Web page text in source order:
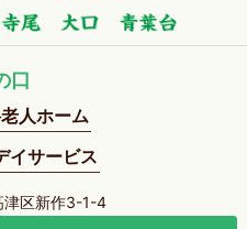
口
人ホーム
イサービス
津区新作3-1-4